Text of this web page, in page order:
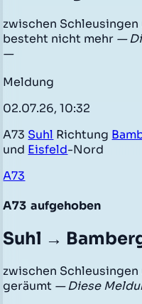
zwischen
besteht nicht mehr —
—
Meldung
02.07.26, 10:32
A73 Suhl Richtung
und Eisfeld-Nord
A73
A73 aufgehoben
Suhl →
zwischen
geräumt — Diese